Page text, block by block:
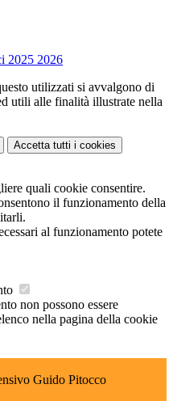
2025 2026
utilizzati si avvalgono di
utili alle finalità illustrate nella
Accetta tutti i cookies
quali cookie consentire.
il funzionamento della
al funzionamento potete
non possono essere
nella pagina della cookie
Guido Pitocco